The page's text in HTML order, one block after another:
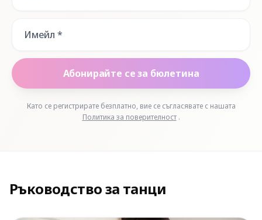
Абонирайте се за бюлетина
Като се регистрирате безплатно, вие се съгласявате с нашата
Политика за поверителност .
Ръководство за танци